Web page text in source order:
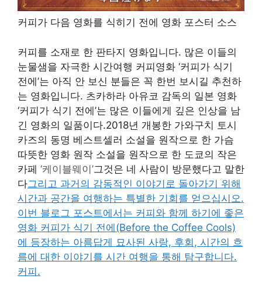
커피가 다음 영화를 식히기 전에 영화 포스터 소스
커피를 소재로 한 판타지 영화입니다. 많은 이들의
눈물샘을 자극한 시간여행 커피영화 ‘커피가 식기
전에’는 아직 안 보신 분들은 꼭 한번 보시길 추천하
는 영화입니다. 츠카하라 아유코 감독의 일본 영화
‘커피가 식기 전에’는 많은 이들에게 깊은 인상을 남
긴 영화의 일품이다.2018년 개봉한 가와구치 토시
카즈의 동명 베스트셀러 소설을 원작으로 한 가슴
따뜻한 영화 원작 소설을 원작으로 한 도쿄의 작은
카페 ‘케이블웨이’그것은 네 사람이 방문했다고 말한
다그리고 과거의 감동적인 이야기로 돌아가기 위해
시간과 공간을 여행하는 특별한 기회를 얻으십시오.
이번 블로그 포스트에서는 커피와 함께 하기에 좋은
영화 커피가 식기 전에(Before the Coffee Cools)
에 등장하는 아름답게 묘사된 사랑, 후회, 시간의 흐
름에 대한 이야기를 시간 여행을 통해 탐구합니다.
커피.